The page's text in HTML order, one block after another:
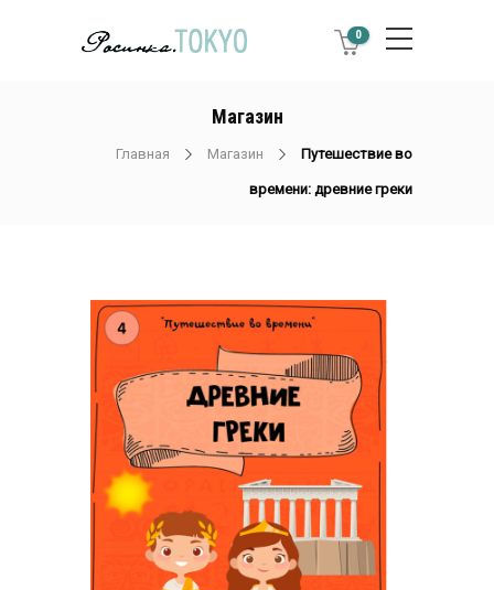
0
Магазин
Главная Магазин Путешествие во
времени: древние греки